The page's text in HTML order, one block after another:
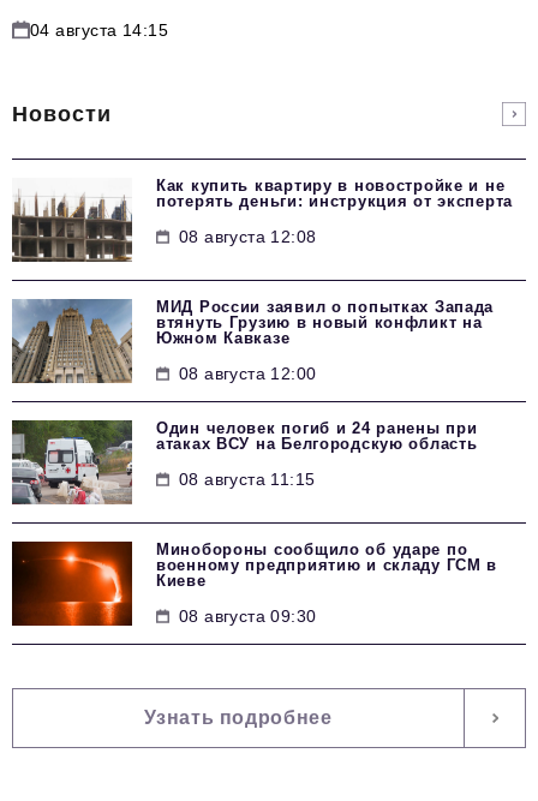
04 августа 14:15
Новости
Как купить квартиру в новостройке и не
потерять деньги: инструкция от эксперта
08 августа 12:08
МИД России заявил о попытках Запада
втянуть Грузию в новый конфликт на
Южном Кавказе
08 августа 12:00
Один человек погиб и 24 ранены при
атаках ВСУ на Белгородскую область
08 августа 11:15
Минобороны сообщило об ударе по
военному предприятию и складу ГСМ в
Киеве
08 августа 09:30
Узнать подробнее